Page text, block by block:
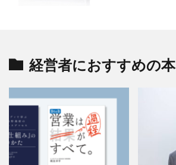
経営者におすすめの本